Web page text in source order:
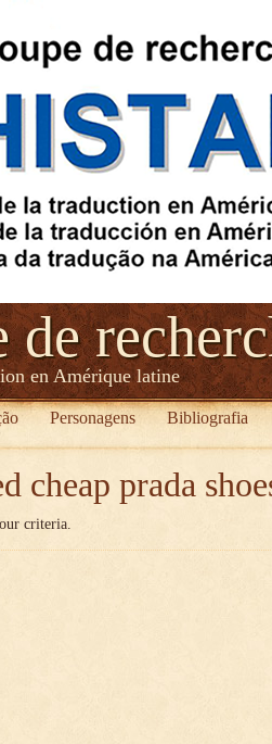
de
en Amérique latine
Personagens Bibliografia
cheap prada
criteria.